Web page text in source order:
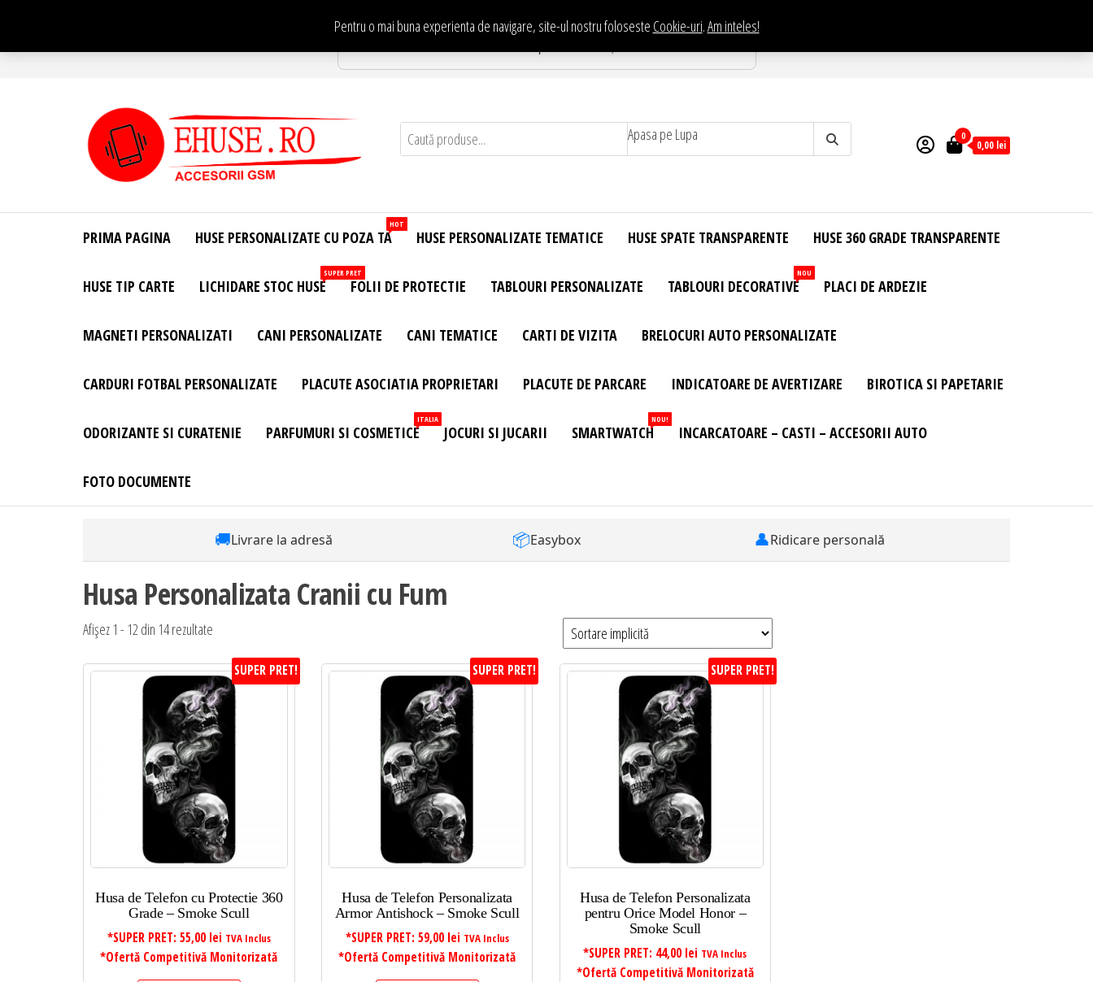
conținut
Pentru o mai buna experienta de navigare, site-ul nostru foloseste Cookie-uri.Am inteles!
Te asteptam in Showroom eHuse.ro
Site Oficial .
Huse
Personalizate
Huse
Personalizate
Telefon –
– Accesorii
Apasa pe Lupa 0
0,00 lei
PRIMA PAGINA HUSE PERSONALIZATE CU POZA TA
HOT
HUSE PERSONALIZATE TEMATICE HUSE SPATE TRANSPARENTE HUSE 360 GRADE TRANSPARENTE
HUSE TIP CARTE LICHIDARE STOC HUSE
SUPER PRET
FOLII DE PROTECTIE TABLOURI PERSONALIZATE TABLOURI DECORATIVE
NOU
PLACI DE ARDEZIE
MAGNETI PERSONALIZATI CANI PERSONALIZATE CANI TEMATICE CARTI DE VIZITA BRELOCURI AUTO PERSONALIZATE
CARDURI FOTBAL PERSONALIZATE PLACUTE ASOCIATIA PROPRIETARI PLACUTE DE PARCARE INDICATOARE DE AVERTIZARE BIROTICA SI PAPETARIE
ODORIZANTE SI CURATENIE PARFUMURI SI COSMETICE
ITALIA
JOCURI SI JUCARII SMARTWATCH
NOU!
INCARCATOARE – CASTI – ACCESORII AUTO
FOTO DOCUMENTE
🚚Livrare la adresă 📦Easybox 👤Ridicare personală
Husa Personalizata Cranii cu Fum
Afișez 1 - 12 din 14 rezultate
SUPER PRET!
Husa de Telefon cu Protectie 360
Grade – Smoke Scull
*SUPER PRET: 55,00 lei TVA Inclus
*Ofertă Competitivă Monitorizată
SUPER PRET!
Husa de Telefon Personalizata
Armor Antishock – Smoke Scull
*SUPER PRET: 59,00 lei TVA Inclus
*Ofertă Competitivă Monitorizată
SUPER PRET!
Husa de Telefon Personalizata
pentru Orice Model Honor –
Smoke Scull
*SUPER PRET: 44,00 lei TVA Inclus
*Ofertă Competitivă Monitorizată